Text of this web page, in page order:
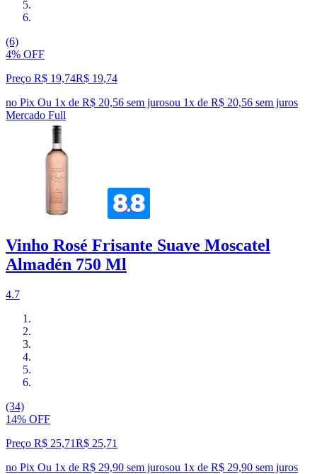
(6)
4% OFF
Preço R$ 19,74R$ 19,74
no Pix Ou 1x de R$ 20,56 sem jurosou 1x de R$ 20,56 sem juros
Mercado Full
Vinho Rosé Frisante Suave Moscatel
Almadén 750 Ml
4.7
(34)
14% OFF
Preço R$ 25,71R$ 25,71
no Pix Ou 1x de R$ 29,90 sem jurosou 1x de R$ 29,90 sem juros